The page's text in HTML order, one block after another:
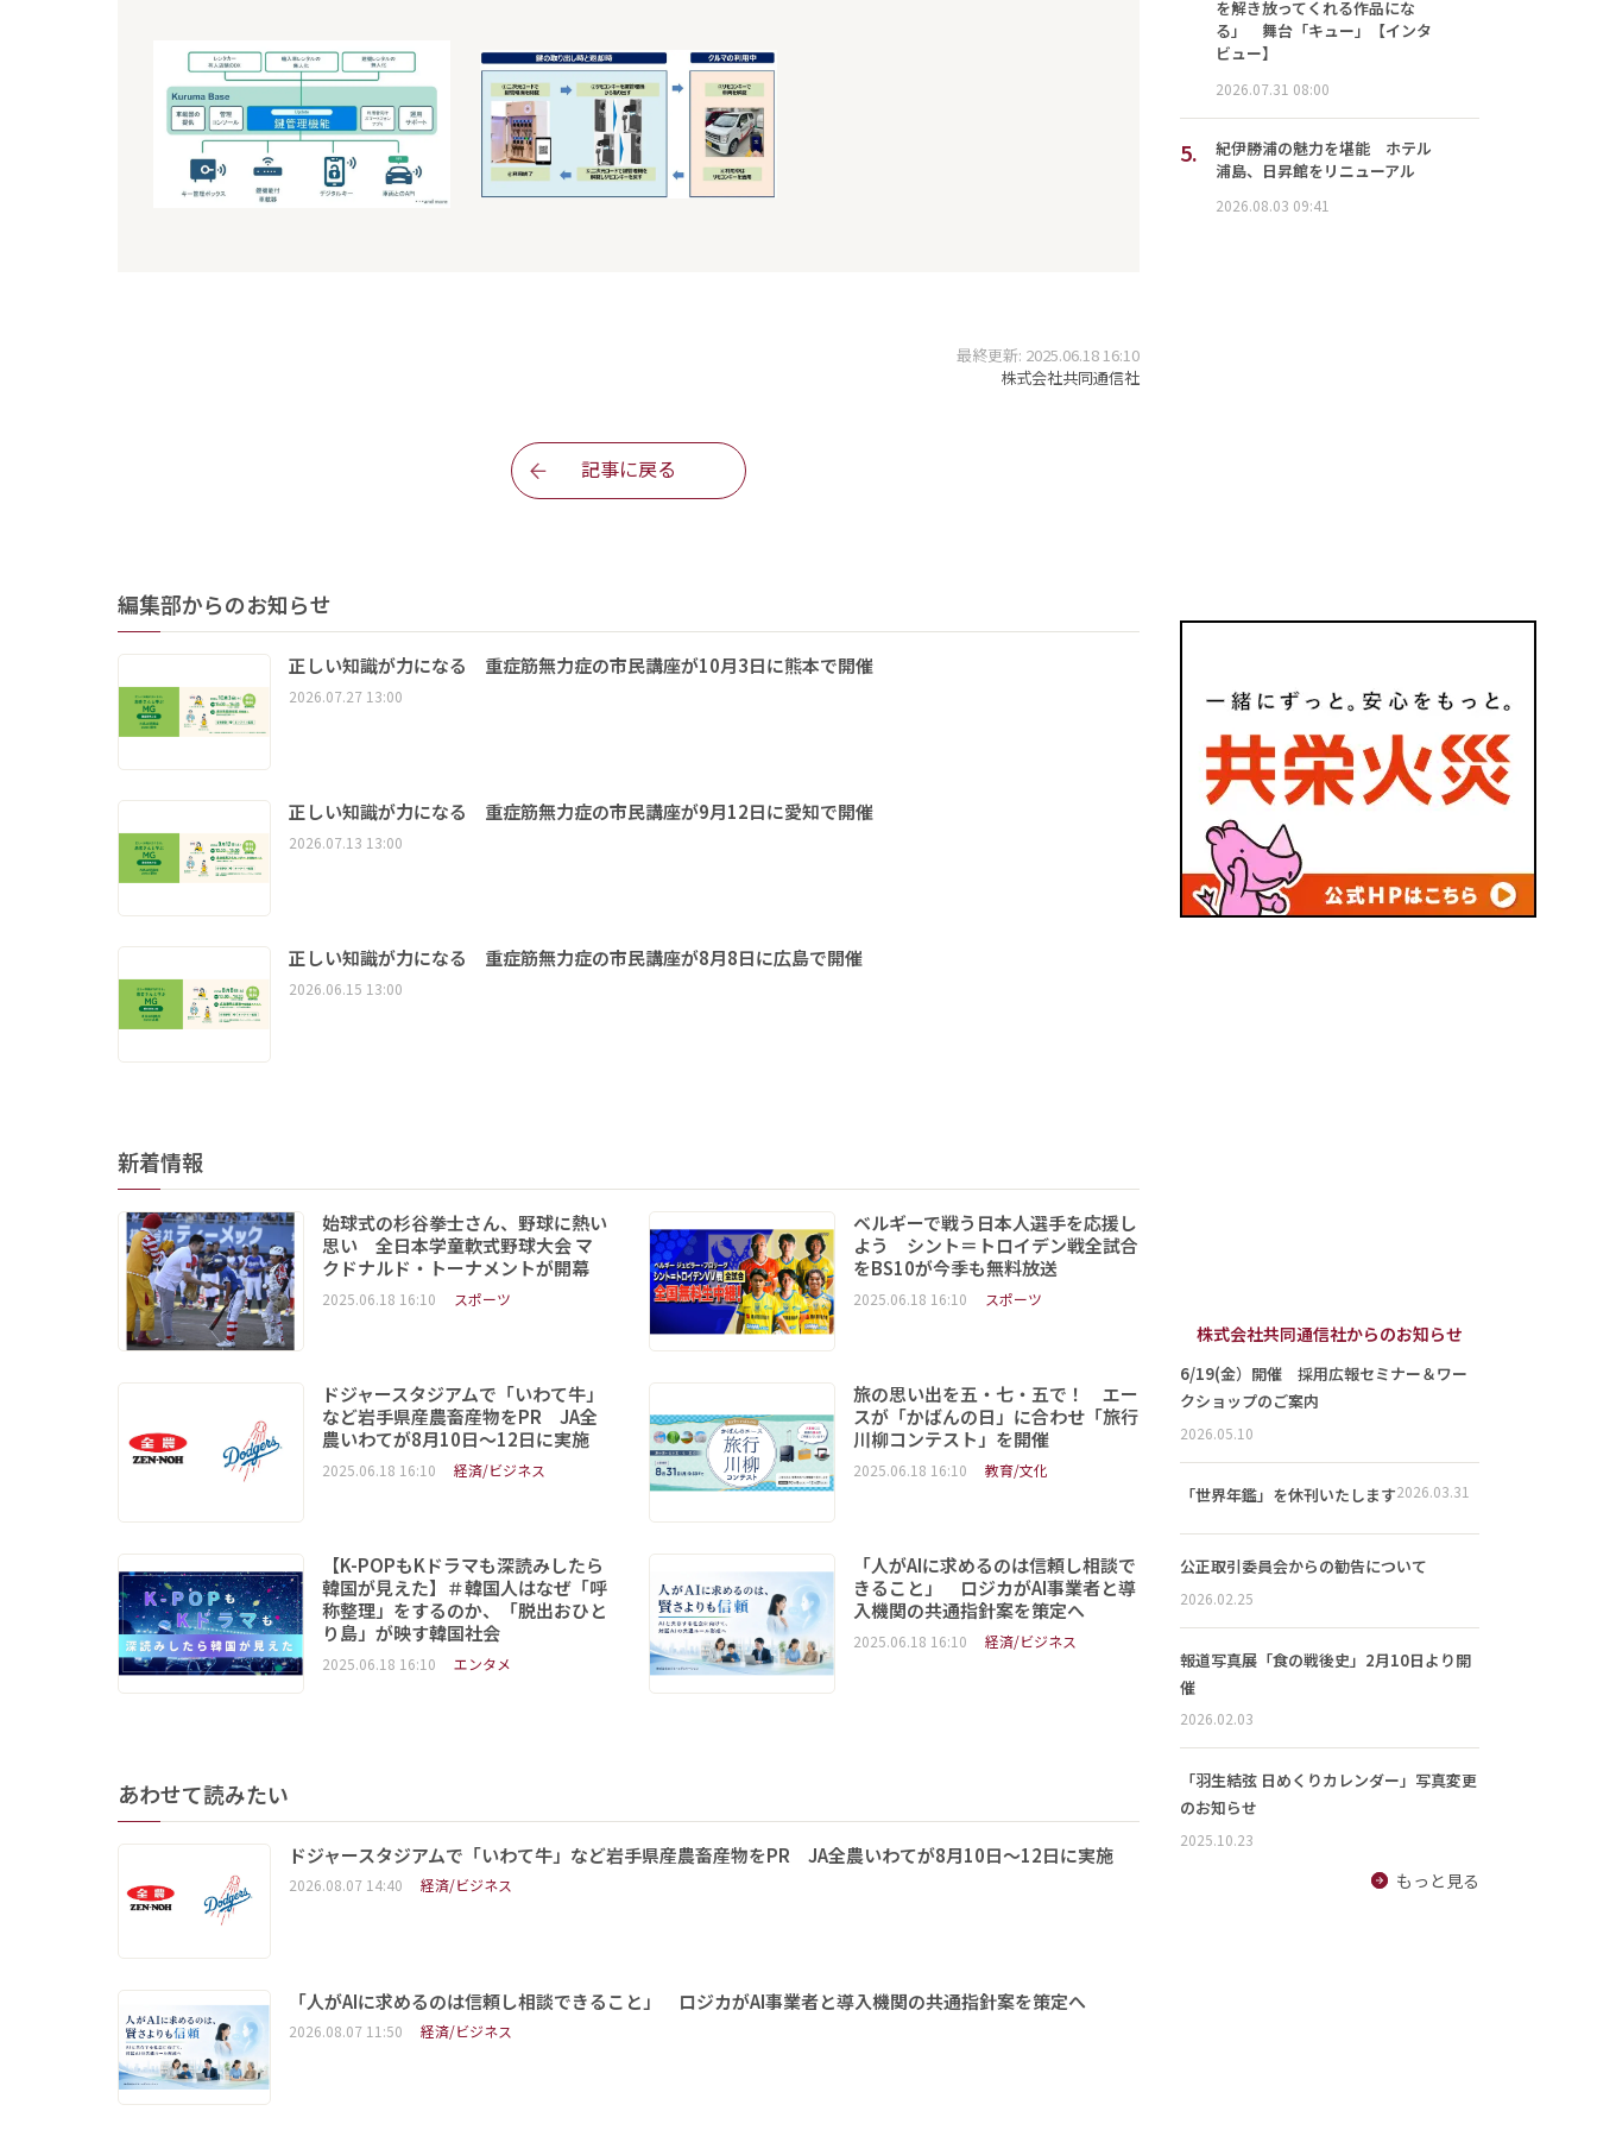
最終更新: 2025.06.18 16:10
株式会社共同通信社
記事に戻る
編集部からのお知らせ
正しい知識が力になる 重症筋無力症の市民講座が10月3日に熊本で開催
2026.07.27 13:00
正しい知識が力になる 重症筋無力症の市民講座が9月12日に愛知で開催
2026.07.13 13:00
正しい知識が力になる 重症筋無力症の市民講座が8月8日に広島で開催
2026.06.15 13:00
新着情報
始球式の杉谷拳士さん、野球に熱い
思い 全日本学童軟式野球大会 マ
クドナルド・トーナメントが開幕
2025.06.18 16:10 スポーツ
ベルギーで戦う日本人選手を応援し
よう シント＝トロイデン戦全試合
をBS10が今季も無料放送
2025.06.18 16:10 スポーツ
ドジャースタジアムで「いわて牛」
など岩手県産農畜産物をPR JA全
農いわてが8月10日～12日に実施
2025.06.18 16:10 経済/ビジネス
旅の思い出を五・七・五で！ エー
スが「かばんの日」に合わせ「旅行
川柳コンテスト」を開催
2025.06.18 16:10 教育/文化
【K-POPもKドラマも深読みしたら
韓国が見えた】＃韓国人はなぜ「呼
称整理」をするのか、「脱出おひと
り島」が映す韓国社会
2025.06.18 16:10 エンタメ
「人がAIに求めるのは信頼し相談で
きること」 ロジカがAI事業者と導
入機関の共通指針案を策定へ
2025.06.18 16:10 経済/ビジネス
あわせて読みたい
ドジャースタジアムで「いわて牛」など岩手県産農畜産物をPR JA全農いわてが8月10日～12日に実施
2026.08.07 14:40 経済/ビジネス
「人がAIに求めるのは信頼し相談できること」 ロジカがAI事業者と導入機関の共通指針案を策定へ
2026.08.07 11:50 経済/ビジネス
を解き放ってくれる作品にな
る」 舞台「キュー」【インタ
ビュー】
2026.07.31 08:00
5.
紀伊勝浦の魅力を堪能 ホテル
浦島、日昇館をリニューアル
2026.08.03 09:41
株式会社共同通信社からのお知らせ
6/19(金）開催 採用広報セミナー＆ワー
クショップのご案内
2026.05.10
「世界年鑑」を休刊いたします2026.03.31
公正取引委員会からの勧告について
2026.02.25
報道写真展「食の戦後史」2月10日より開
催
2026.02.03
「羽生結弦 日めくりカレンダー」写真変更
のお知らせ
2025.10.23
もっと見る